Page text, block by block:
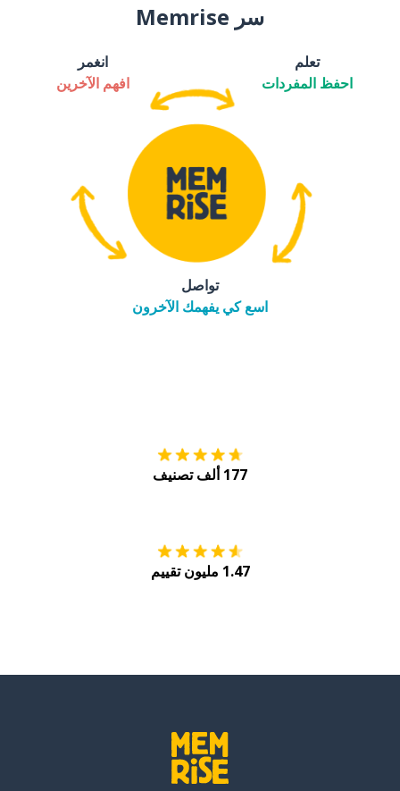
سر Memrise
تعلم
احفظ المفردات
انغمر
افهم الآخرين
تواصل
اسع كي يفهمك الآخرون
177 ألف تصنيف
1.47 مليون تقييم